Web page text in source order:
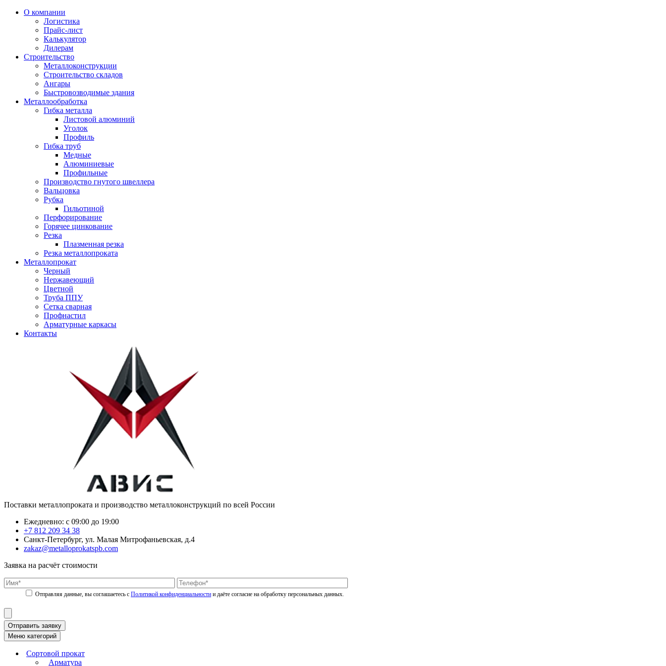
О компании
Логистика
Прайс-лист
Калькулятор
Дилерам
Строительство
Металлоконструкции
Строительство складов
Ангары
Быстровозводимые здания
Металлообработка
Гибка металла
Листовой алюминий
Уголок
Профиль
Гибка труб
Медные
Алюминиевые
Профильные
Производство гнутого швеллера
Вальцовка
Рубка
Гильотиной
Перфорирование
Горячее цинкование
Резка
Плазменная резка
Резка металлопроката
Металлопрокат
Черный
Нержавеющий
Цветной
Труба ППУ
Сетка сварная
Профнастил
Арматурные каркасы
Контакты
Поставки металлопроката и производство металлоконструкций по всей России
Ежедневно: с 09:00 до 19:00
+7 812 209 34 38
Санкт-Петербург, ул. Малая Митрофаньевская, д.4
zakaz@metalloprokatspb.com
Заявка на расчёт стоимости
Политикой конфиденциальности
Отправить заявку
Меню категорий
Сортовой прокат
Арматура